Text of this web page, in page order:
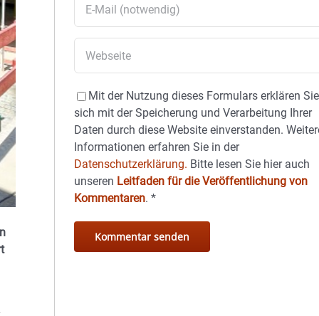
Mit der Nutzung dieses Formulars erklären Sie
sich mit der Speicherung und Verarbeitung Ihrer
Daten durch diese Website einverstanden.
Informationen erfahren Sie in der
Datenschutzerklärung. Bitte lesen Sie hier auch
unseren Leitfaden für die Veröffentlichung von
Kommentaren.*